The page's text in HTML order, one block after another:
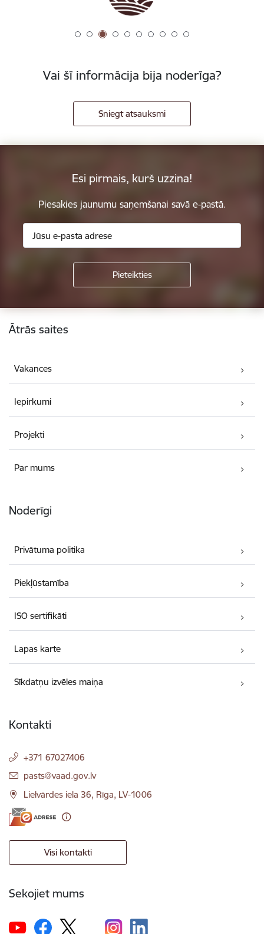
Vai šī informācija bija noderīga?
Sniegt atsauksmi
Esi pirmais, kurš uzzina!
Piesakies jaunumu saņemšanai savā e-pastā.
Kājene
Ātrās saites
Vakances
Iepirkumi
Projekti
Par mums
Noderīgi
Privātuma politika
Piekļūstamība
ISO sertifikāti
Lapas karte
Sīkdatņu izvēles maiņa
Kontakti
+371 67027406
E-pasts:
pasts@vaad.gov.lv
Lielvārdes iela 36, Rīga, LV-1006
Visi kontakti
Sekojiet mums